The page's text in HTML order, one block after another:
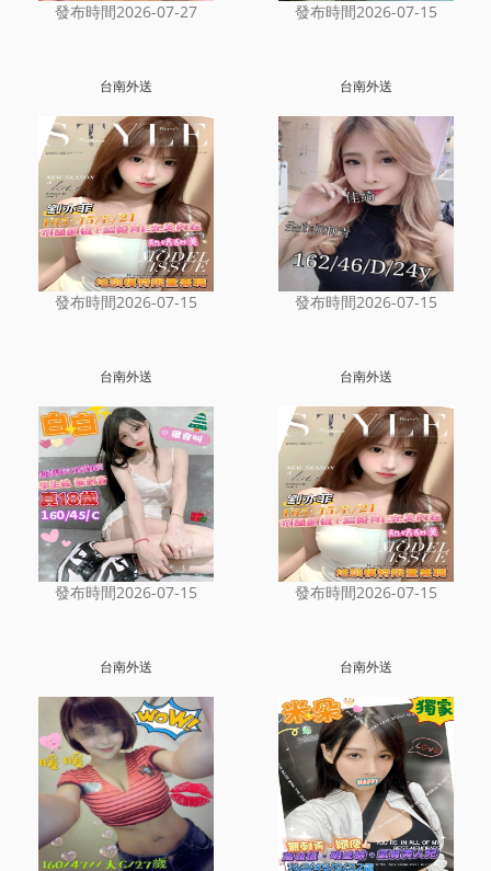
發布時間2026-07-27 發布時間2026-07-15
台南外送
發布時間2026-07-15
台南外送
發布時間2026-07-15
台南外送
發布時間2026-07-15
台南外送
發布時間2026-07-15
台南外送 台南外送